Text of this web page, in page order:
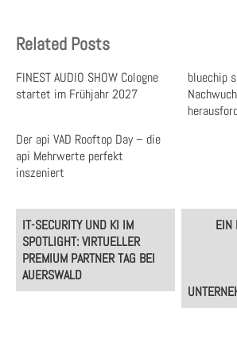
Related Posts
FINEST AUDIO SHOW Cologne
startet im Frühjahr 2027
bluechip
Der api VAD Rooftop Day – die
api Mehrwerte perfekt
inszeniert
Post
navigation
IT-SECURITY UND KI IM
SPOTLIGHT: VIRTUELLER
PREMIUM PARTNER TAG BEI
AUERSWALD
EIN